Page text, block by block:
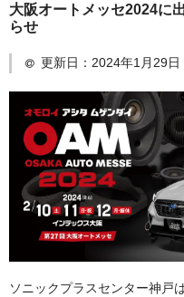
トヨタ
日産
アクセス
お問い合わせ
大阪オートメッセ2024に
らせ
更新日： 2024年1月29日
ソニックプラスセンター神戸